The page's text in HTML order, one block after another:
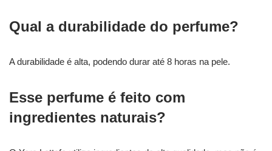
Qual a durabilidade do perfume?
A durabilidade é alta, podendo durar até 8 horas na pele.
Esse perfume é feito com
ingredientes naturais?